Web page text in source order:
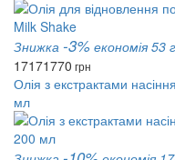
Знижка -3% економія 53
17171770 грн
Олія з екстрактами
мл